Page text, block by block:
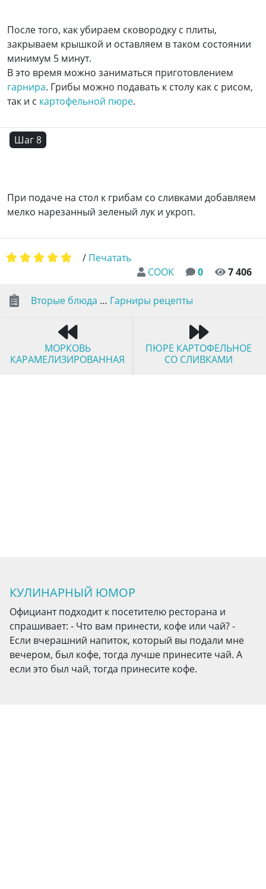
После того, как убираем сковородку с плиты,
закрываем крышкой и оставляем в таком состоянии
минимум 5 минут.
В это время можно заниматься приготовлением
гарнира. Грибы можно подавать к столу как с рисом,
так и с картофельной пюре.
Шаг 8
При подаче на стол к грибам со сливками добавляем
мелко нарезанный зеленый лук и укроп.
COOK 0 7 406
/ Печатать
Вторые блюда … Гарниры рецепты
МОРКОВЬ
КАРАМЕЛИЗИРОВАННАЯ
ПЮРЕ КАРТОФЕЛЬНОЕ
СО СЛИВКАМИ
КУЛИНАРНЫЙ ЮМОР
Официант подходит к посетителю ресторана и
спрашивает: - Что вам принести, кофе или чай? -
Если вчерашний напиток, который вы подали мне
вечером, был кофе, тогда лучше принесите чай. А
если это был чай, тогда принесите кофе.